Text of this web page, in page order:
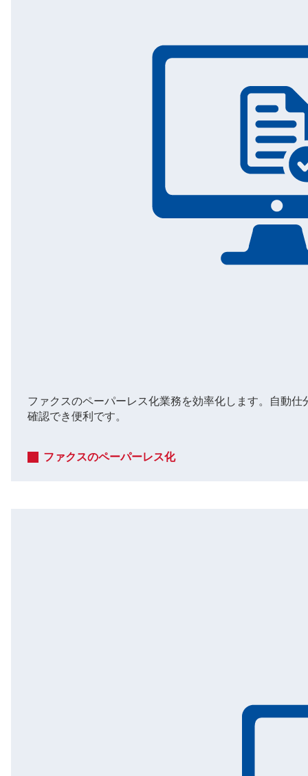
ファクスのペーパーレス化業務を効率化します。自動
確認でき便利です。
ファクスのペーパーレス化